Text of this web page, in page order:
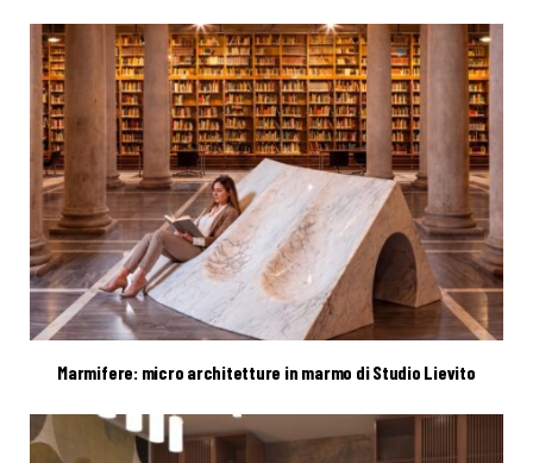
Marmifere: micro architetture in marmo di Studio Lievito